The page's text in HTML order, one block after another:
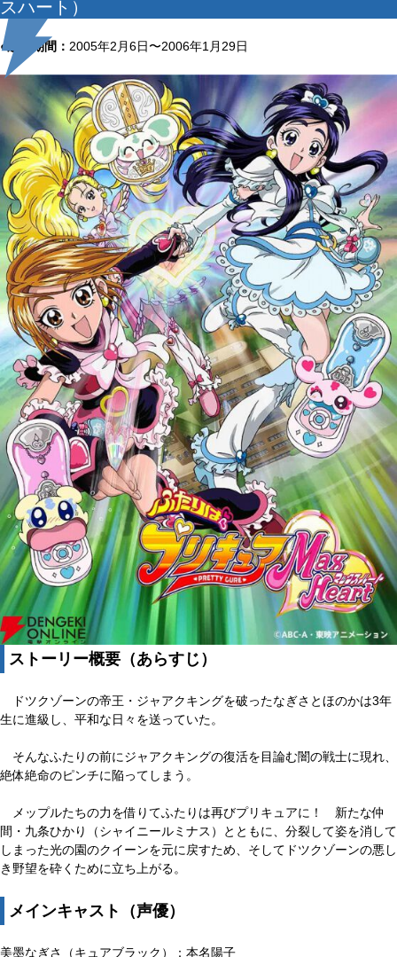
スハート）
●放送期間： 2005年2月6日〜2006年1月29日
ストーリー概要（あらすじ）
ドツクゾーンの帝王・ジャアクキングを破ったなぎさとほのかは3年
生に進級し、平和な日々を送っていた。
そんなふたりの前にジャアクキングの復活を目論む闇の戦士に現れ、
絶体絶命のピンチに陥ってしまう。
メップルたちの力を借りてふたりは再びプリキュアに！ 新たな仲
間・九条ひかり（シャイニールミナス）とともに、分裂して姿を消して
しまった光の園のクイーンを元に戻すため、そしてドツクゾーンの悪し
き野望を砕くために立ち上がる。
メインキャスト（声優）
美墨なぎさ（キュアブラック）：本名陽子